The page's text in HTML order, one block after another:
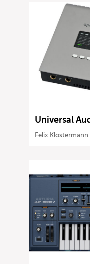
Universal
Felix Klostermann